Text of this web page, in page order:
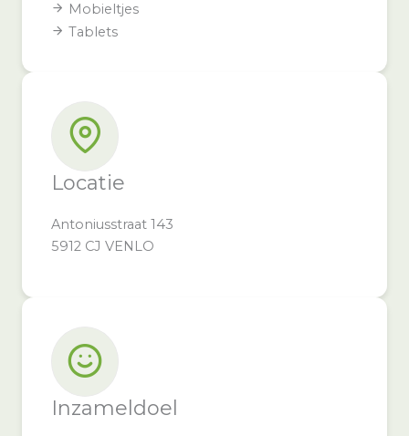
Mobieltjes
Tablets
Locatie
Antoniusstraat 143
5912 CJ VENLO
Inzameldoel